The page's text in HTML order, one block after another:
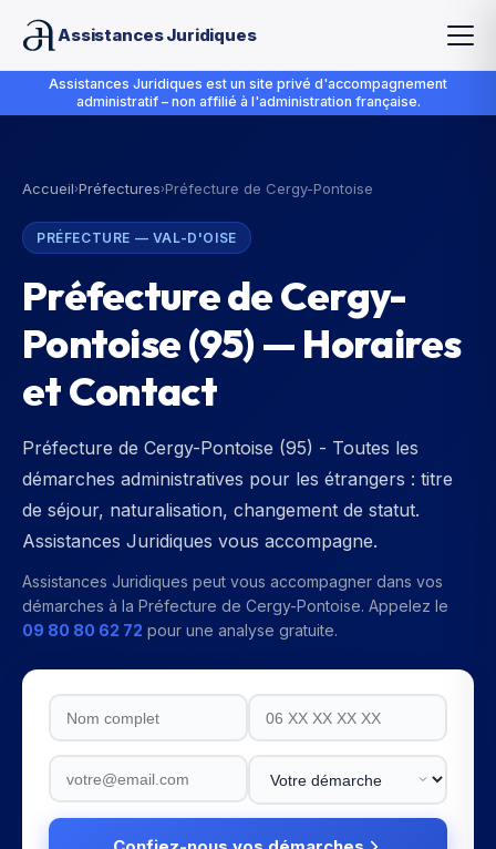
Assistances Juridiques
Assistances Juridiques est un site privé d'accompagnement
administratif – non affilié à l'administration française.
Accueil›Préfectures›Préfecture de Cergy-Pontoise
PRÉFECTURE — VAL-D'OISE
Préfecture de Cergy-
Pontoise(95) — Horaires
et Contact
Préfecture de Cergy-Pontoise (95) - Toutes les
démarches administratives pour les étrangers : titre
de séjour, naturalisation, changement de statut.
Assistances Juridiques vous accompagne.
Assistances Juridiques peut vous accompagner dans vos
démarches à la Préfecture de Cergy-Pontoise. Appelez le
09 80 80 62 72 pour une analyse gratuite.